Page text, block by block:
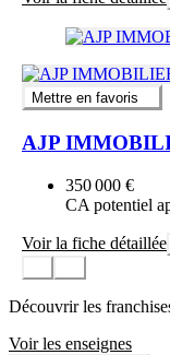
Mettre en favoris
AJP
350 000 €
CA potentiel
Voir la fiche détaillée
Découvrir les
Voir les enseignes